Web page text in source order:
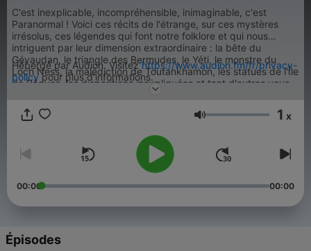
C'est inexplicable, incompréhensible, inimaginable, c'est
Paranormal ! Voici ces récits de l'étrange, sur ces mystères
irrésolus, ces légendes qui font notre folklore et qui nous
intriguent par leur dimension extraordinaire : la bête du
Gévaudan, le triangle des Bermudes, le Yéti, le monstre du
Loch Ness, la malédiction de Toutankhamon, les statues de l'Île
de Pâques, les disparitions inexpliquées et tant d'autres vous
invitent à percer leurs secrets...
Paranormal • Histoires Vraies est un podcast produit par
⭐️ Abonnez-vous à MINUIT+ pour profiter de tous les podcasts
Minuit en intégrale et sans publicité. 👉
https://m.audiomeans.fr/s/S-pSlDfzMx
Hébergé par Audion. Visitezhttps://www.audion.fm/fr/privacy-
policypour plus d’informations.
Volume 1 x
00:00 00:00
Épisodes